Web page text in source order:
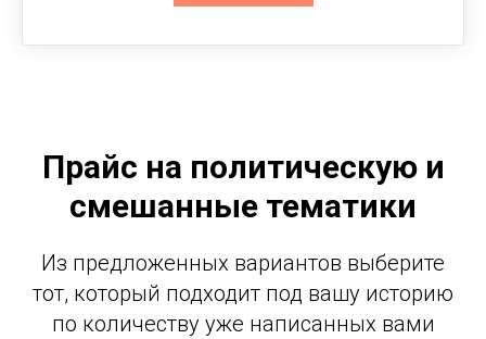
Прайс на политическую и
смешанные тематики
Из предложенных вариантов выберите
тот, который подходит под вашу историю
по количеству уже написанных вами